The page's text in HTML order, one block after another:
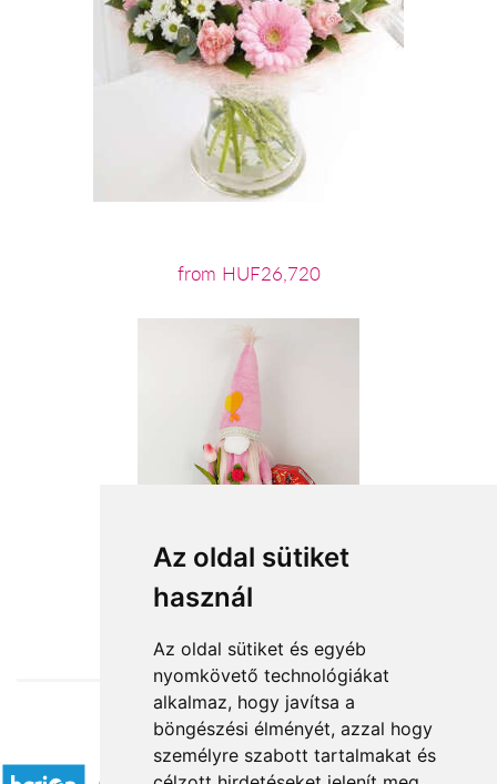
Az oldal sütiket
használ
Az oldal sütiket és egyéb
nyomkövető technológiákat
alkalmaz, hogy javítsa a
böngészési élményét, azzal hogy
személyre szabott tartalmakat és
from HUF26,720
from HUF13,200
Accepted payment methods